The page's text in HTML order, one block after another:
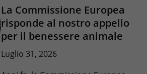
La Commissione Europea
risponde al nostro appello
per il benessere animale
Luglio 31, 2026